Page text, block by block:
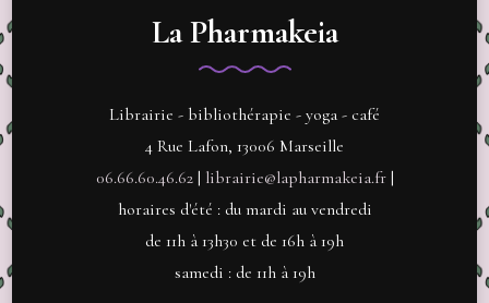
La Pharmakeia
Librairie - bibliothérapie - yoga - café
4 Rue Lafon, 13006 Marseille
06.66.60.46.62| librairie@lapharmakeia.fr|
horaires d'été : du mardi au vendredi
de 11h à 13h30 et de 16h à 19h
samedi : de 11h à 19h